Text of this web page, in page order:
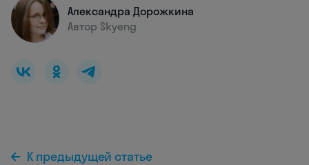
Александра Дорожкина
Автор Skyeng
К предыдущей статье